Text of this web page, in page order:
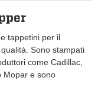
tappetini per il
Sono stampati
come Cadillac,
Mopar e sono